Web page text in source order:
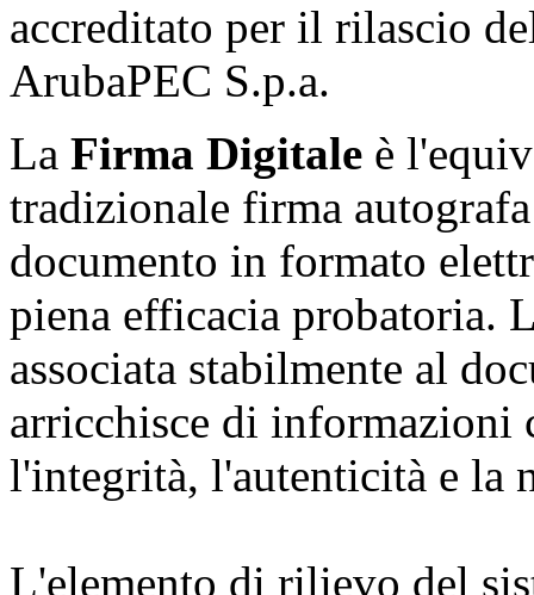
accreditato per il rilascio
ArubaPEC S.p.a.
La Firma Digitale è
tradizionale firma
documento in formato
piena efficacia probatoria.
associata stabilmente al
arricchisce di informazioni
l'integrità, l'autenticità e la
L'elemento di rilievo del